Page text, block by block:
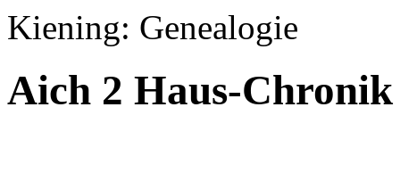
Kiening: Genealogie
Aich 2 Haus-